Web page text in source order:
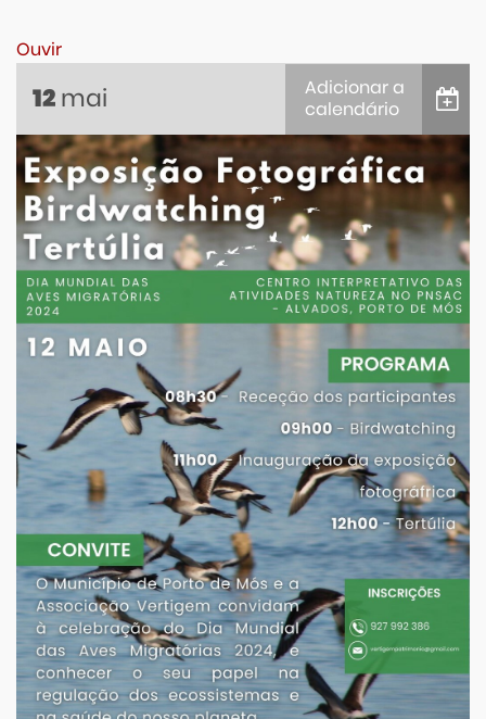
Ouvir
12 mai
Adicionar a
calendário
iCalendar
Google Calendar
Outlook
Outlook Online
Yahoo! Calendar